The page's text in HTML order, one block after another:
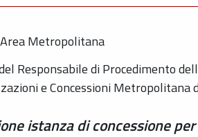
Area Metropolitana
Responsabile di Procedimento
e Concessioni Metropolitana
istanza di concessione